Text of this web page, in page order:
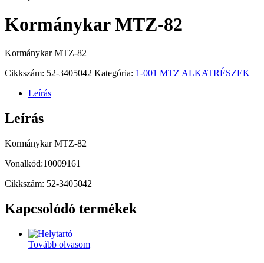
Kormánykar MTZ-82
Kormánykar MTZ-82
Cikkszám: 52-3405042 Kategória: 1-001 MTZ ALKATRÉSZEK
Leírás
Leírás
Kormánykar MTZ-82
Vonalkód:10009161
Cikkszám: 52-3405042
Kapcsolódó termékek
Tovább olvasom